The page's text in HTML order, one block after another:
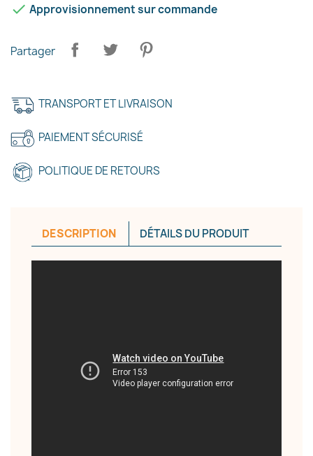
 Approvisionnement sur commande
Partager
TRANSPORT ET LIVRAISON
PAIEMENT SÉCURISÉ
POLITIQUE DE RETOURS
DESCRIPTION DÉTAILS DU PRODUIT